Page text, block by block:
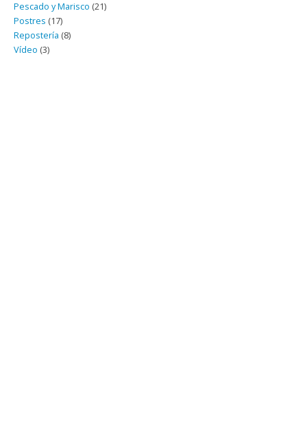
Pescado y Marisco (21)
Postres (17)
Repostería (8)
Vídeo (3)